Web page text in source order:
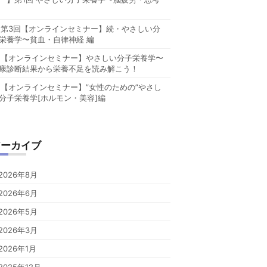
第3回【オンラインセミナー】続・やさしい分
養学〜貧血・自律神経 編
【オンラインセミナー】やさしい分子栄養学〜
診断結果から栄養不足を読み解こう！
【オンラインセミナー】”女性のための”やさし
子栄養学[ホルモン・美容]編
カイブ
年8月
年6月
年5月
年3月
年1月